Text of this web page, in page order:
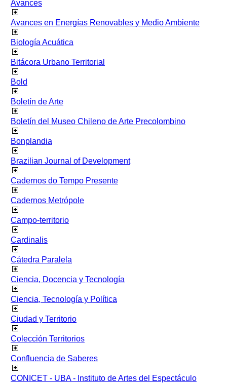
Avances
Avances en Energías Renovables y Medio Ambiente
Biología Acuática
Bitácora Urbano Territorial
Bold
Boletín de Arte
Boletín del Museo Chileno de Arte Precolombino
Bonplandia
Brazilian Journal of Development
Cadernos do Tempo Presente
Cadernos Metrópole
Campo-territorio
Cardinalis
Cátedra Paralela
Ciencia, Docencia y Tecnología
Ciencia, Tecnología y Política
Ciudad y Territorio
Colección Territorios
Confluencia de Saberes
CONICET - UBA - Instituto de Artes del Espectáculo